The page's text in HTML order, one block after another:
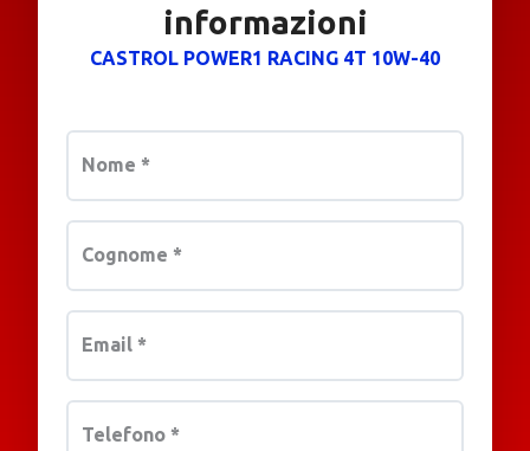
informazioni
CASTROL POWER1 RACING 4T 10W-40
Nome *
Cognome *
Email *
Telefono *